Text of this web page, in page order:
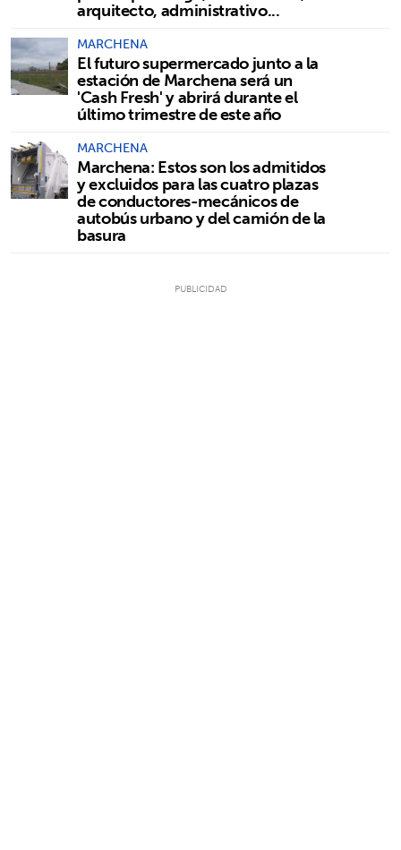
arquitecto, administrativo...
MARCHENA
El futuro supermercado junto a la
estación de Marchena será un
'Cash Fresh' y abrirá durante el
último trimestre de este año
MARCHENA
Marchena: Estos son los admitidos
y excluidos para las cuatro plazas
de conductores-mecánicos de
autobús urbano y del camión de la
basura